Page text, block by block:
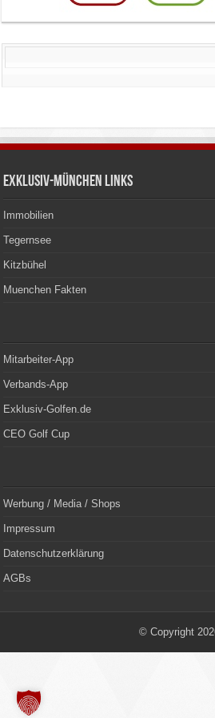
Exklusiv-München Links
Immobilien
Tegernsee
Kitzbühel
Muenchen Fakten
Mitarbeiter-App
Verbands-App
Exklusiv-Golfen.de
CEO Golf Cup
Werbung / Media / Shops
Impressum
Datenschutzerklärung
AGBs
© Copyright